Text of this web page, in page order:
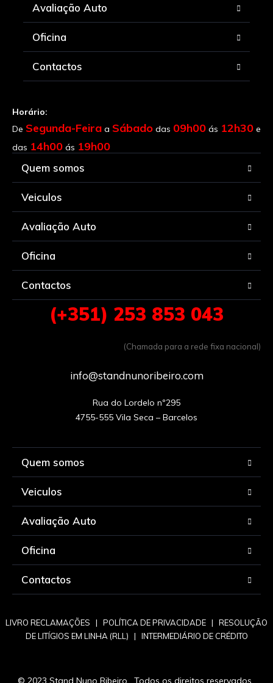
Avaliação Auto
Oficina
Contactos
Horário:
De Segunda-Feira a Sábado das 09h00 ás 12h30 e
das 14h00 ás 19h00
Quem somos
Veiculos
Avaliação Auto
Oficina
Contactos
(+351) 253 853 043
(Chamada para a rede fixa nacional)
info@standnunoribeiro.com
Rua do Lordelo nº295
Quem somos
Veiculos
Avaliação Auto
Oficina
Contactos
LIVRO RECLAMAÇÕES | POLÍTICA DE PRIVACIDADE | RESOLUÇÃO
DE LITÍGIOS EM LINHA (RLL) | INTERMEDIÁRIO DE CRÉDITO
© 2023 Stand Nuno Ribeiro . Todos os direitos reservados .